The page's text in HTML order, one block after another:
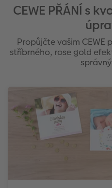
CEWE PŘÁNÍ s
Propůjčte vašim
stříbrného, rose gold